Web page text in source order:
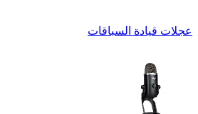
عجلات قيادة السباقات